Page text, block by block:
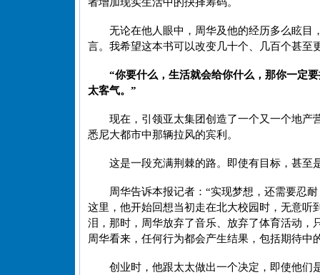
无论在他人眼中，周华及他的经历多么眩目
言。我希望这本书可以改变几十个、几百个甚至
“你要什么，生活就会给你什么，那你一定
太客气。”
现在，引领亚太集团创造了一个又一个地产
悉尼大都市中那辆拉风的宾利。
这是一段充满荆棘的路。即使有目标，甚至
周华告诉本报记者：“实现梦想，还需要忍
这里，他开始回想当初走在北大校园时，无意
泪，那时，周华放弃了音乐、放弃了体育活动
周华看来，任何行为都会产生结果，包括期待中
创业时，他跟太太做出一个决定，即使他们